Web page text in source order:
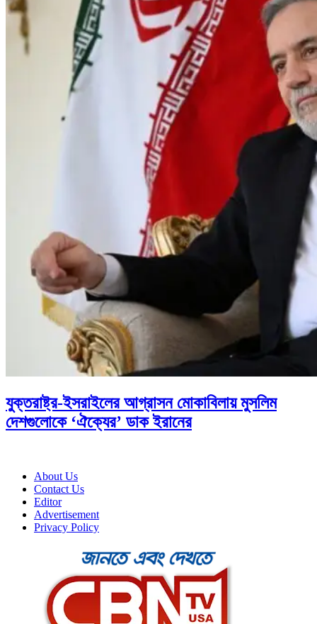
যুক্তরাষ্ট্র-ইসরাইলের আগ্রাসন মোকাবিলায় মুসলিম
দেশগুলোকে ‘ঐক্যের’ ডাক ইরানের
About Us
Contact Us
Editor
Advertisement
Privacy Policy